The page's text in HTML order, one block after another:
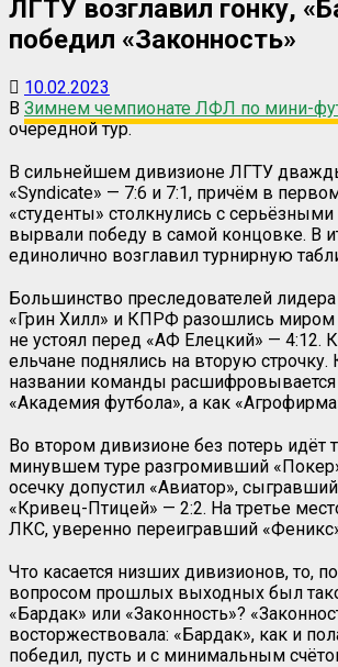
ЛГТУ возглавил гонку,
победил «Законность»
10.02.2023
В Зимнем чемпионате ЛФЛ по мини-
очередной тур.
В сильнейшем дивизионе ЛГТУ
«Syndicate» — 7:6 и 7:1, причём в
«студенты» столкнулись с
вырвали победу в самой концовке. В
единолично возглавил турнирную
Большинство преследователей лидера
«Грин Хилл» и КПРФ разошлись миром
не устоял перед «АФ Елецкий» — 4:12.
ельчане поднялись на вторую
названии команды расшифровывается
«Академия футбола», а как
Во втором дивизионе без потерь идёт
минувшем туре разгромивший
осечку допустил «Авиатор»,
«Кривец-Птицей» — 2:2. На третье
ЛКС, уверенно переигравший
Что касается низших дивизионов, то,
вопросом прошлых выходных был
«Бардак» или «Законность»?
восторжествовала: «Бардак», как и
победил, пусть и с минимальным